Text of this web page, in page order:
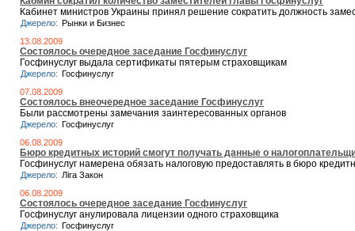
Кабинет министров Украины принял решение сократить должность
Джерело: Рынки и Бизнес
13.08.2009
Состоялось очередное заседание Госфинуслуг
Госфинуслуг выдала сертификаты пятерым страховщикам
Джерело: Госфинуслуг
07.08.2009
Состоялось внеочередное заседание Госфинуслуг
Были рассмотрены замечания заинтересованных органов
Джерело: Госфинуслуг
06.08.2009
Бюро кредитных историй смогут получать данные о
Госфинуслуг намерена обязать налоговую предоставлять в бюро
Джерело: Ліга Закон
06.08.2009
Состоялось очередное заседание Госфинуслуг
Госфинуслуг анулировала лицензии одного страховщика
Джерело: Госфинуслуг